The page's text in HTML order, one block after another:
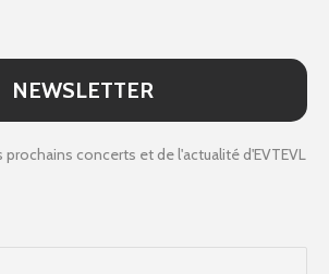
NEWSLETTER
concerts et de l'actualité d'EVTEVL